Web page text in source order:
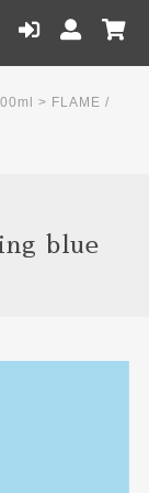
> FLAME /
blue